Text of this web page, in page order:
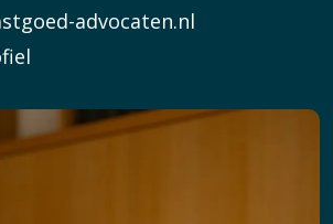
advocaten.nl